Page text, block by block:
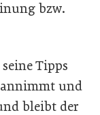
bzw.
Tipps
und
bleibt der